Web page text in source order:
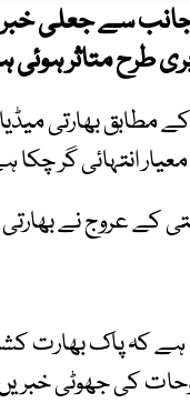
سے جعلی
طرح متاثر ہوئی
مطابق بھارتی
انتہائی گر چکا
کے عروج نے
کہ پاک بھارت
کی جھوٹی خبریں